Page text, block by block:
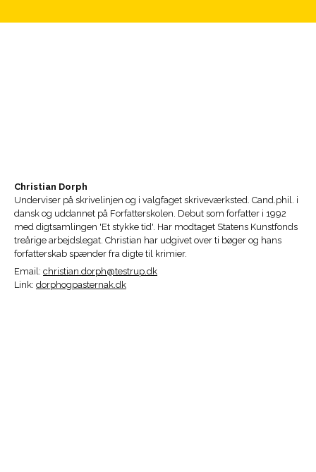
Christian Dorph
Underviser på skrivelinjen og i valgfaget skriveværksted. Cand.phil. i
dansk og uddannet på Forfatterskolen. Debut som forfatter i 1992
med digtsamlingen 'Et stykke tid'. Har modtaget Statens Kunstfonds
treårige arbejdslegat. Christian har udgivet over ti bøger og hans
forfatterskab spænder fra digte til krimier.
Email: christian.dorph@testrup.dk
Link: dorphogpasternak.dk